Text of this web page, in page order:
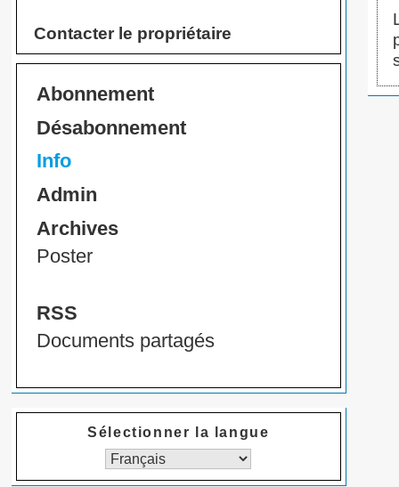
Contacter le propriétaire
Abonnement
Désabonnement
Info
Admin
Archives
Poster
RSS
Documents partagés
Sélectionner la langue